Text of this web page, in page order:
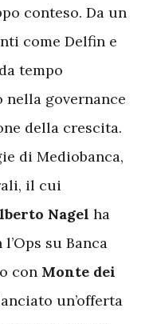
conteso. Da un
come Delfin e
tempo
nella governance
della crescita.
di Mediobanca,
il cui
Nagel ha
su Banca
con Monte dei
un’offerta